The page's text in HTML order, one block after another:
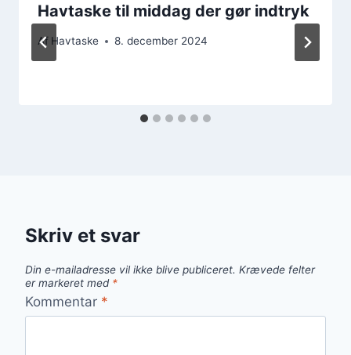
Havtaske til middag der gør indtryk
Af Havtaske 8. december 2024
Skriv et svar
Din e-mailadresse vil ikke blive publiceret. Krævede felter
er markeret med *
Kommentar *